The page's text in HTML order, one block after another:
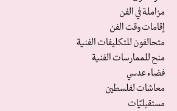
مزاملة في الفن
إقامات وقت الفن
متحالفون للتكليفات الفنية‎
منح للممارسات الفنية
فضاء عدسي
معاشات لفلسطين
مستقبليّات